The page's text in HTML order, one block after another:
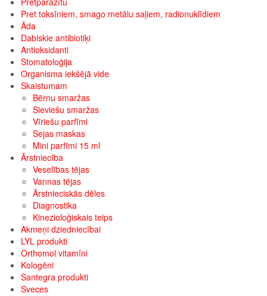
Pret toksīniem, smago metālu saļiem, radionuklīdiem
Āda
Dabiskie antibiotiķi
Antioksidanti
Stomatoloģija
Organisma iekšējā vide
Skaistumam
Bērnu smaržas
Sieviešu smaržas
Vīriešu parfīmi
Sejas maskas
Mini parfīmi 15 ml
Ārstniecība
Veselības tējas
Vannas tējas
Ārstnieciskās dēles
Diagnostika
Kinezioloģiskais teips
Akmeņi dziedniecībai
LYL produkti
Orthomol vitamīni
Kologēni
Santegra produkti
Sveces